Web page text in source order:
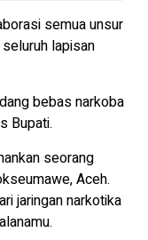
semua unsur
lapisan
bebas narkoba
Bupati.
seorang
Aceh.
jaringan narkotika